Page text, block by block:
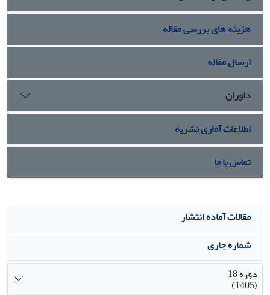
هزینه های بررسی مقاله
ارسال مقاله
داوران
اطلاعات آماری نشریه
تماس با ما
مقالات آماده انتشار
شماره جاری
دوره 18
(1405)